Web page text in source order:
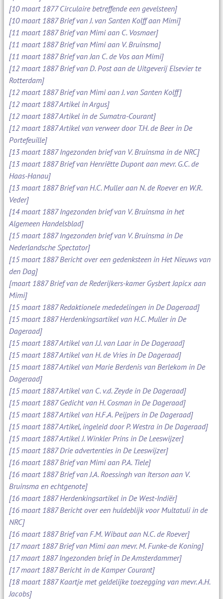
[10 maart 1877 Circulaire betreffende een gevelsteen]
[10 maart 1887 Brief van J. van Santen Kolff aan Mimi]
[11 maart 1887 Brief van Mimi aan C. Vosmaer]
[11 maart 1887 Brief van Mimi aan V. Bruinsma]
[11 maart 1887 Brief van Jan C. de Vos aan Mimi]
[12 maart 1887 Brief van D. Post aan de Uitgeverij Elsevier te
Rotterdam]
[12 maart 1887 Brief van Mimi aan J. van Santen Kolff]
[12 maart 1887 Artikel in Argus]
[12 maart 1887 Artikel in de Sumatra-Courant]
[12 maart 1887 Artikel van verweer door T.H. de Beer in De
Portefeuille]
[13 maart 1887 Ingezonden brief van V. Bruinsma in de NRC]
[13 maart 1887 Brief van Henriëtte Dupont aan mevr. G.C. de
Haas-Hanau]
[13 maart 1887 Brief van H.C. Muller aan N. de Roever en W.R.
Veder]
[14 maart 1887 Ingezonden brief van V. Bruinsma in het
Algemeen Handelsblad]
[15 maart 1887 Ingezonden brief van V. Bruinsma in De
Nederlandsche Spectator]
[15 maart 1887 Bericht over een gedenksteen in Het Nieuws van
den Dag]
[maart 1887 Brief van de Rederijkers-kamer Gysbert Japicx aan
Mimi]
[15 maart 1887 Redaktionele mededelingen in De Dageraad]
[15 maart 1887 Herdenkingsartikel van H.C. Muller in De
Dageraad]
[15 maart 1887 Artikel van J.J. van Laar in De Dageraad]
[15 maart 1887 Artikel van H. de Vries in De Dageraad]
[15 maart 1887 Artikel van Marie Berdenis van Berlekom in De
Dageraad]
[15 maart 1887 Artikel van C. v.d. Zeyde in De Dageraad]
[15 maart 1887 Gedicht van H. Cosman in De Dageraad]
[15 maart 1887 Artikel van H.F.A. Peijpers in De Dageraad]
[15 maart 1887 Artikel, ingeleid door P. Westra in De Dageraad]
[15 maart 1887 Artikel J. Winkler Prins in De Leeswijzer]
[15 maart 1887 Drie advertenties in De Leeswijzer]
[16 maart 1887 Brief van Mimi aan P.A. Tiele]
[16 maart 1887 Brief van J.A. Roessingh van Iterson aan V.
Bruinsma en echtgenote]
[16 maart 1887 Herdenkingsartikel in De West-Indiër]
[16 maart 1887 Bericht over een huldeblijk voor Multatuli in de
NRC]
[16 maart 1887 Brief van F.M. Wibaut aan N.C. de Roever]
[17 maart 1887 Brief van Mimi aan mevr. M. Funke-de Koning]
[17 maart 1887 Ingezonden brief in De Amsterdammer]
[17 maart 1887 Bericht in de Kamper Courant]
[18 maart 1887 Kaartje met geldelijke toezegging van mevr. A.H.
Jacobs]